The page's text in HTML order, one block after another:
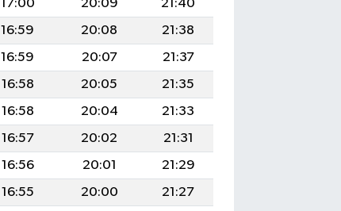
17:00 20:09
21:40
16:59 20:08
21:38
16:59 20:07
21:37
16:58 20:05
21:35
16:58 20:04
21:33
16:57 20:02
21:31
16:56 20:01
21:29
16:55 20:00
21:27